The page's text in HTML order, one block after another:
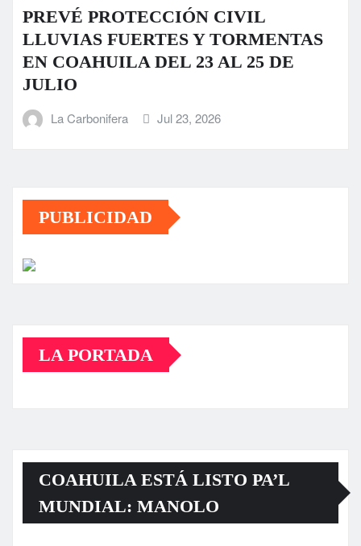
PREVÉ PROTECCIÓN CIVIL
LLUVIAS FUERTES Y TORMENTAS
EN COAHUILA DEL 23 AL 25 DE
JULIO
La Carbonifera Jul 23, 2026
PUBLICIDAD
LA PORTADA
COAHUILA ESTÁ LISTO PA’L
MUNDIAL: MANOLO